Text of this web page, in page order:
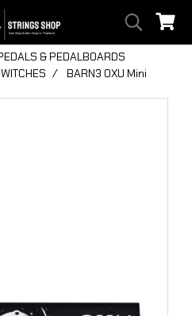
& PEDALBOARDS
BARN3 OXU Mini